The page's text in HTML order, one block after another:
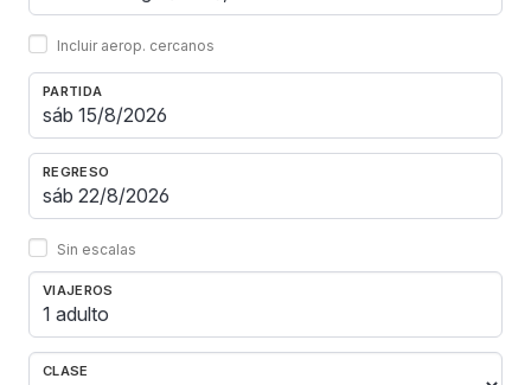
Incluir aerop. cercanos
PARTIDA
REGRESO
Sin escalas
VIAJEROS
1 adulto
CLASE